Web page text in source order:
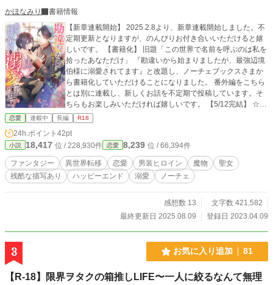
かほなみり
書籍情報
【新章連載開始】 2025.2.8より、新章連載開始しました。不
定期更新となりますが、のんびりお付き合いいただけると嬉
しいです。 【書籍化】 旧題「この世界で名前を呼ぶのは私を
拾ったあなただけ」 『勘違いから始まりましたが、最強辺境
伯様に溺愛されてます』と改題し、ノーチェブックスさまか
ら書籍化していただけることになりました。 番外編をこちら
とは別に連載し、新しくお話を不定期で投稿しています。そ
ちらもお楽しみいただければ嬉しいです。 【5/12完結】 ☆こ
ちらのお話はR18描写があります。該当話にはサブタイトル
に※が付きます。苦手な方は回避してください。 両親を亡く
し音大を中退した私は、お店で演奏するお仕事をして暮らし
ていた。でもこの世の中、お店が立ち行かなくなり行き場を
失った私。する事もなく、吹雪の中ちょっとコンビニに行こ
うと思っただけだったのに、アパートを出るといつの間にか
異世界に飛ばされて。 常人離れした身体能力のイケメンに助
す。 でもなんか、私、男の子だと思われている？ 男の子に間
違われて異世界で保護された私を、男の子を保護したはずな
定でとってもふんわりですので、優しい気持ちで見守ってく
れたら嬉しいです。ベタでテンプレな王道異世界転移のお話
恋愛 連載中 長編 R18
24h.ポイント 42pt
小説 18,417 位 / 228,930件 恋愛 8,239 位 / 66,394件
ファンタジー 異世界転移 恋愛 男装ヒロイン 魔物
聖女
残酷な描写あり
ハッピーエンド 溺愛 ノーチェ
感想数 13
文字数 421,582
最終更新日 2025.08.09
登録日 2023.04.09
3 お気に入り追加 81
【R-18】限界ヲタクの箱推しLIFE〜一人に絞るなんて無理